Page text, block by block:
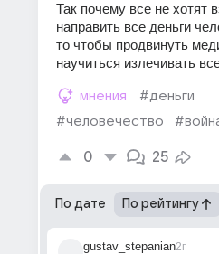
Так почему все не хотят
направить все деньги
то чтобы продвинуть
научиться излечивать
мнения
#деньги
#человечество
0 25
По дате По рейтингу
gustav_stepanian2г